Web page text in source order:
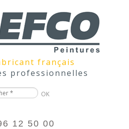
français
professionnelles
12 50 00